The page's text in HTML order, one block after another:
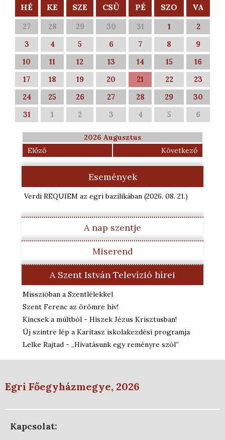
HÉ KE SZE CSÜ PÉ SZO VA
27 28 29 30 31 1
2
3
4 5 6 7 8
9
10
11 12 13 14 15
16
17
18 19 20 21 22
23
24
25 26 27 28 29
30
31
1 2 3 4 5 6
2026 Augusztus
Előző
Következő
Események
Verdi REQUIEM az egri bazilikában (2026. 08. 21.)
A nap szentje
Miserend
A Szent István Televízió hírei
Misszióban a Szentlélekkel
Szent Ferenc az örömre hív!
Kincsek a múltból - Hiszek Jézus Krisztusban!
Új szintre lép a Karitasz iskolakezdési programja
Lelke Rajtad - „Hivatásunk egy reményre szól”
Egri Főegyházmegye, 2026
Kapcsolat: